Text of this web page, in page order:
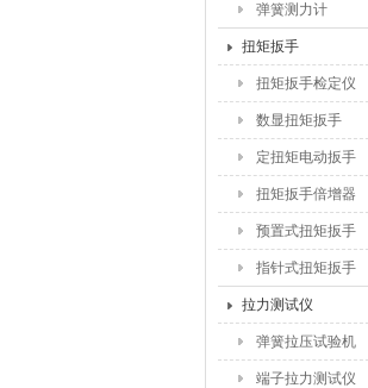
弹簧测力计
扭矩扳手
扭矩扳手检定仪
数显扭矩扳手
定扭矩电动扳手
扭矩扳手倍增器
预置式扭矩扳手
指针式扭矩扳手
拉力测试仪
弹簧拉压试验机
端子拉力测试仪